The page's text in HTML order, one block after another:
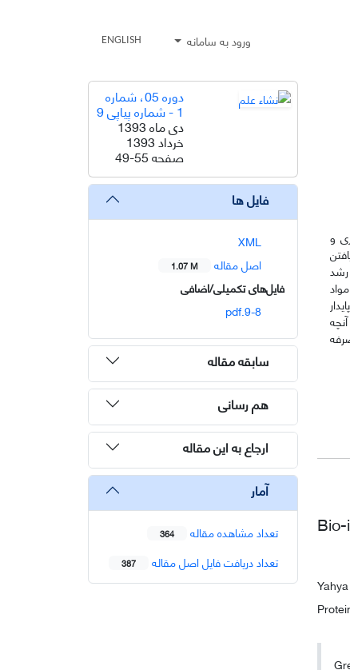
ورود به سامانه ENGLISH
و
دوره 05، شماره
1 - شماره پیاپی 9
دی ماه 1393
خرداد 1393
صفحه49-55
فایل ها
XML
اصل مقاله
1.07 M
فایل‌های تکمیلی/اضافی
9-8.pdf
سابقه مقاله
هم رسانی
ارجاع به این مقاله
آمار
تعداد مشاهده مقاله 364
تعداد دریافت فایل اصل مقاله 387